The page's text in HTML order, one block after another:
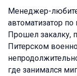
Менеджер-
автоматизатор
Прошел закалку,
Питерском
где занимался